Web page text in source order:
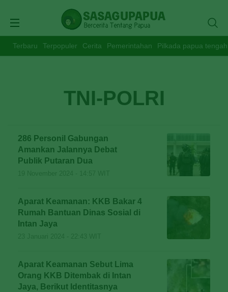
Terbaru Terpopuler Cerita Pemerintahan Pilkada papua tengah
TNI-POLRI
286 Personil Gabungan
Amankan Jalannya Debat
Publik Putaran Dua
Aparat Keamanan: KKB Bakar 4
Rumah Bantuan Dinas Sosial di
Intan Jaya
Aparat Keamanan Sebut Lima
Orang KKB Ditembak di Intan
Jaya, Berikut Identitasnya